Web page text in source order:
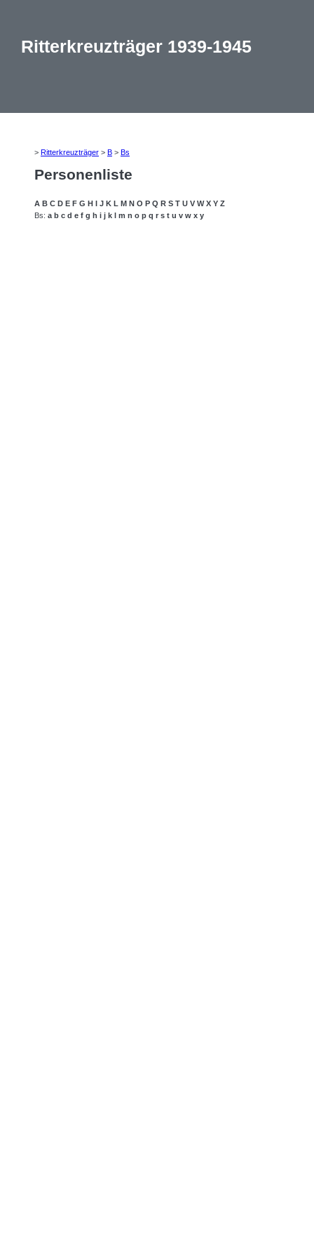
Ritterkreuzträger 1939-1945
> Ritterkreuzträger > B > Bs
Personenliste
A B C D E F G H I J K L M N O P Q R S T U V W X Y Z
Bs: a b c d e f g h i j k l m n o p q r s t u v w x y